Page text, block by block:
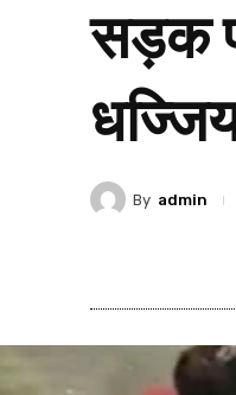
सड़क
By admin